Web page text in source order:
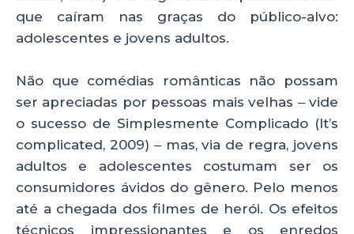
que caíram nas graças do público-alvo:
adolescentes e jovens adultos.
Não que comédias românticas não possam
ser apreciadas por pessoas mais velhas ‒ vide
o sucesso de Simplesmente Complicado (It’s
complicated, 2009) ‒ mas, via de regra, jovens
adultos e adolescentes costumam ser os
consumidores ávidos do gênero. Pelo menos
até a chegada dos filmes de herói. Os efeitos
técnicos impressionantes e os enredos